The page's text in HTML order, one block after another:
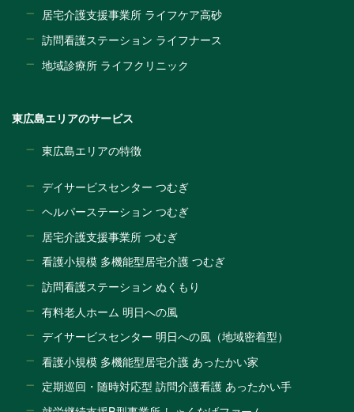
居宅介護支援事業所 ライフケア高砂
訪問看護ステーション ライフナース
地域診療所 ライフクリニック
東広島エリアのサービス
東広島エリアの特徴
デイサービスセンター つむぎ
ヘルパーステーション つむぎ
居宅介護支援事業所 つむぎ
看護小規模 多機能型居宅介護 つむぎ
訪問看護ステーション ぬくもり
有料老人ホーム 明日への風
デイサービスセンター 明日への風（地域密着型）
看護小規模 多機能型居宅介護 あったかい家
定期巡回・随時対応型 訪問介護看護 あったかい手